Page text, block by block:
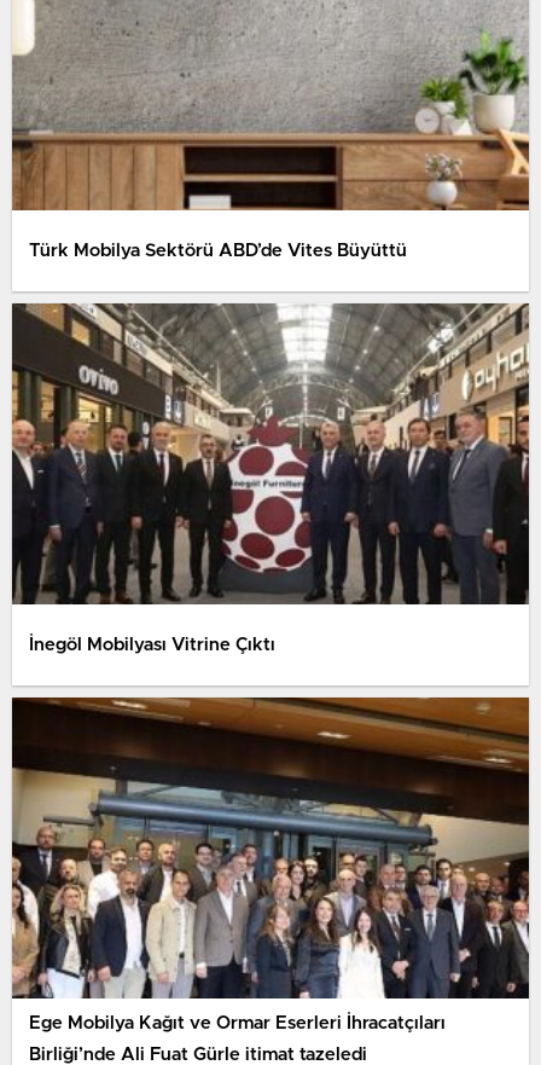
Türk Mobilya Sektörü ABD’de Vites Büyüttü
İnegöl Mobilyası Vitrine Çıktı
Ege Mobilya Kağıt ve Ormar Eserleri İhracatçıları
Birliği’nde Ali Fuat Gürle itimat tazeledi